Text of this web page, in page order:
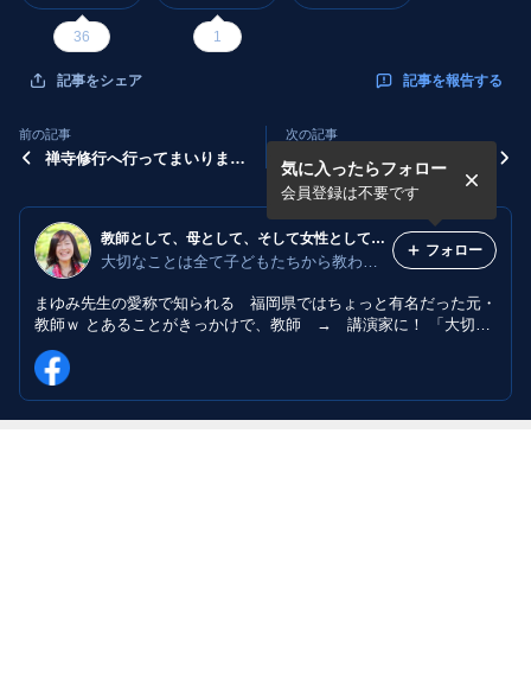
36 1
記事をシェア 記事を報告する
前の記事
禅寺修行へ行ってまいりま
次の記事
『先生！』と声をかけてくれ
た愛
教師として、母として、そして女性として～香葉村真由美～
まゆみ先生の愛称で知られる 福岡県ではちょっと有名だった元・
教師ｗ とあることがきっかけで、教師 → 講演家に！ 「大切な
ことは全て教室で子どもたちに教えてもらった」 実際に教室で起
きたストーリーをつづらせて頂きます！
気に入ったらフォロー
会員登録は不要です
フォロー